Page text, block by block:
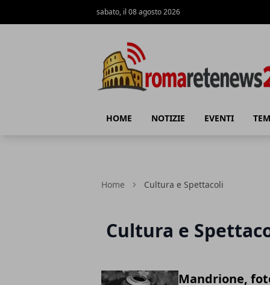
sabato, il 08 agosto 2026
HOME NOTIZIE EVENTI
Home Cultura e Spettacoli
Cultura e
Mandrione,